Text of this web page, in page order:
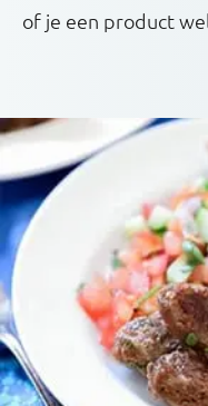
of je een product